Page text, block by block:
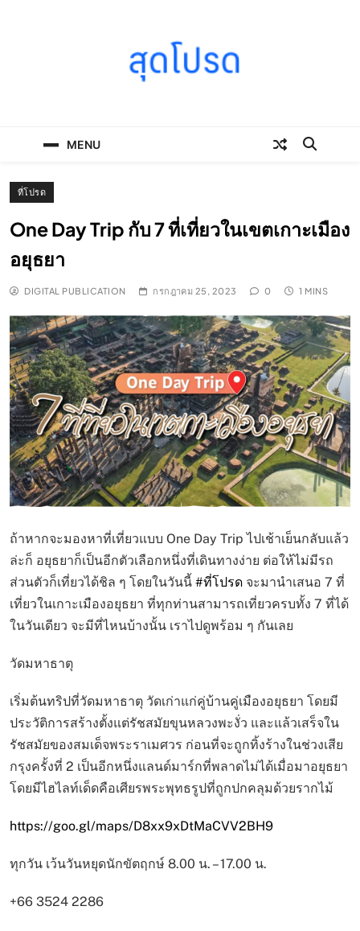
MENU
ที่โปรด
One Day Trip กับ 7 ที่เที่ยวในเขตเกาะเมือง
อยุธยา
DIGITAL PUBLICATION กรกฎาคม 25, 2023 0 1 MINS
ถ้าหากจะมองหาที่เที่ยวแบบ One Day Trip ไปเช้าเย็นกลับแล้ว
ล่ะก็ อยุธยาก็เป็นอีกตัวเลือกหนึ่งที่เดินทางง่าย ต่อให้ไม่มีรถ
ส่วนตัวก็เที่ยวได้ชิล ๆ โดยในวันนี้ #ที่โปรด จะมานำเสนอ 7 ที่
เที่ยวในเกาะเมืองอยุธยา ที่ทุกท่านสามารถเที่ยวครบทั้ง 7 ที่ได้
ในวันเดียว จะมีที่ไหนบ้างนั้น เราไปดูพร้อม ๆ กันเลย
วัดมหาธาตุ
เริ่มต้นทริปที่วัดมหาธาตุ วัดเก่าแก่คู่บ้านคู่เมืองอยุธยา โดยมี
ประวัติการสร้างตั้งแต่รัชสมัยขุนหลวงพะงั่ว และแล้วเสร็จใน
รัชสมัยของสมเด็จพระราเมศวร ก่อนที่จะถูกทิ้งร้างในช่วงเสีย
กรุงครั้งที่ 2 เป็นอีกหนึ่งแลนด์มาร์กที่พลาดไม่ได้เมื่อมาอยุธยา
โดยมีไฮไลท์เด็ดคือเศียรพระพุทธรูปที่ถูกปกคลุมด้วยรากไม้
https://goo.gl/maps/D8xx9xDtMaCVV2BH9
ทุกวัน เว้นวันหยุดนักขัตฤกษ์ 8.00 น. – 17.00 น.
+66 3524 2286